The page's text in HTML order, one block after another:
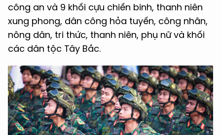
công an và 9 khối cựu chiến binh, thanh niên
xung phong, dân công hỏa tuyến, công nhân,
nông dân, tri thức, thanh niên, phụ nữ và khối
các dân tộc Tây Bắc.